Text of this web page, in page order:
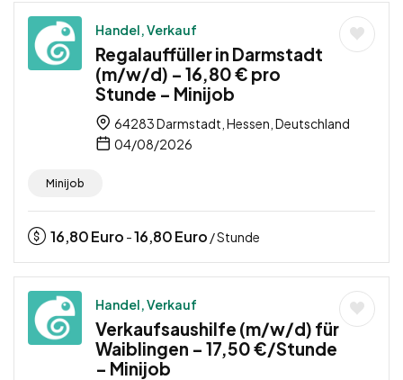
Handel, Verkauf
Regalauffüller in Darmstadt
(m/w/d) – 16,80 € pro
Stunde – Minijob
64283 Darmstadt, Hessen, Deutschland
04/08/2026
Minijob
16,80Euro -16,80Euro / Stunde
Handel, Verkauf
Verkaufsaushilfe (m/w/d) für
Waiblingen – 17,50 €/Stunde
– Minijob